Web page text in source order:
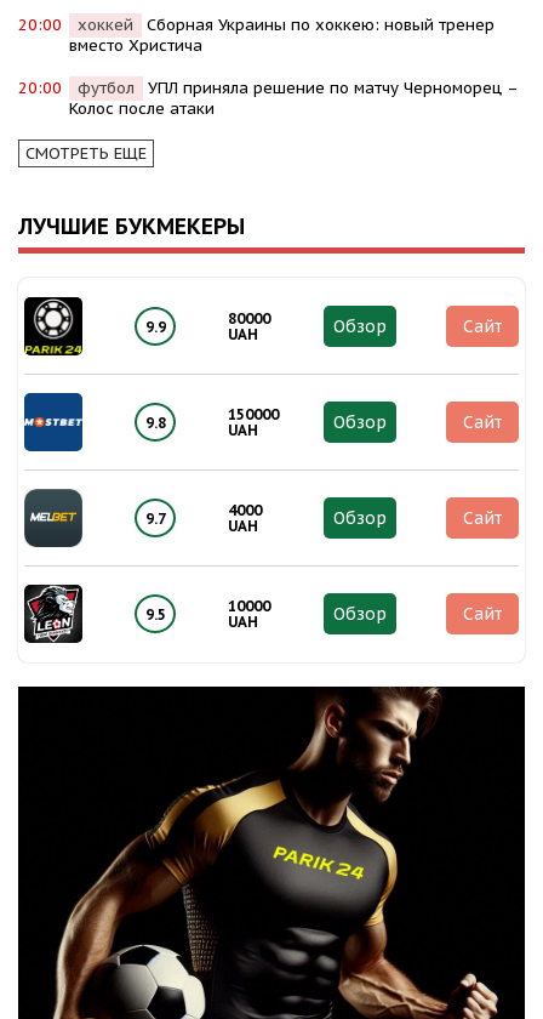
20:00 хоккей
Сборная Украины по хоккею: новый тренер
вместо Христича
20:00 футбол
УПЛ приняла решение по матчу Черноморец –
Колос после атаки
СМОТРЕТЬ ЕЩЕ
ЛУЧШИЕ БУКМЕКЕРЫ
9.9
80000
UAH
Обзор Сайт
9.8
150000
UAH
Обзор Сайт
9.7
4000
UAH
Обзор Сайт
9.5
10000
UAH
Обзор Сайт